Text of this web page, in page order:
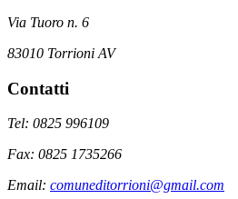
Via Tuoro n. 6
83010 Torrioni AV
Contatti
Tel: 0825 996109
Fax: 0825 1735266
Email: comuneditorrioni@gmail.com